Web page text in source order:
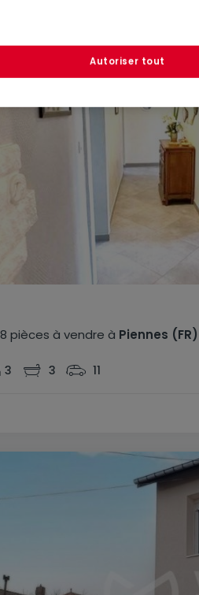
8 pièces à vendre à Piennes (FR)
3 3 11
Autoriser tout